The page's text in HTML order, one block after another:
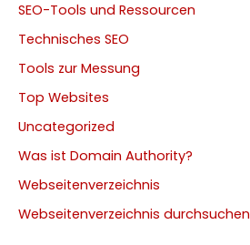
SEO-Tools und Ressourcen
Technisches SEO
Tools zur Messung
Top Websites
Uncategorized
Was ist Domain Authority?
Webseitenverzeichnis
Webseitenverzeichnis durchsuchen